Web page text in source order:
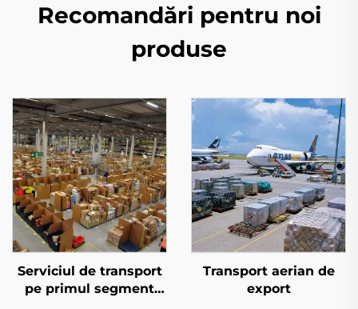
Recomandări pentru noi
produse
Serviciul de transport
pe primul segment
Transport aerian de
export